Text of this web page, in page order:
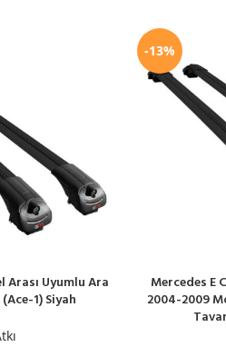
Arası Uyumlu Ara
1) Siyah
-13%
SEPETE EKLE
Mercedes E
2004-2009